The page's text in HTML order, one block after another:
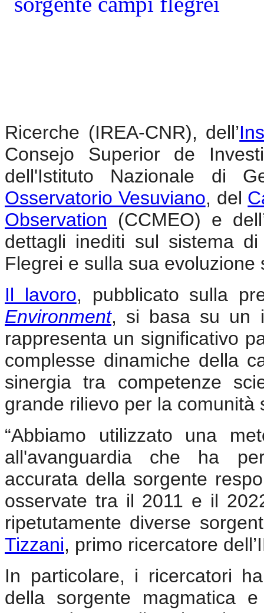
Ricerche (IREA-CNR), dell’
Consejo Superior de
dell'Istituto Nazionale di
Osservatorio Vesuviano, del
Observation (CCMEO) e
dettagli inediti sul sistema
Flegrei e sulla sua evoluzione
Il lavoro, pubblicato sulla
Environment, si basa su un
rappresenta un significativo
complesse dinamiche della
sinergia tra competenze
grande rilievo per la comunità
“Abbiamo utilizzato una
all'avanguardia che ha
accurata della sorgente
osservate tra il 2011 e il
ripetutamente diverse
Tizzani, primo ricercatore
In particolare, i ricercatori
della sorgente magmatica